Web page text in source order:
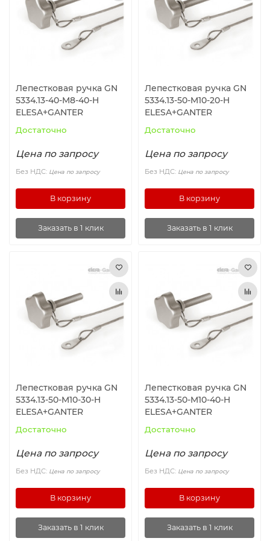
Ролики и колёса
Магниты удерживающие
Компоненты линейного движения
Вакуумные компоненты
Станочные приспособления
Лепестковая ручка GN
5334.13-40-M8-40-H
ELESA+GANTER
Достаточно
Цена по запросу
Без НДС: Цена по запросу
В корзину
Заказать в 1 клик
Лепестковая ручка GN
5334.13-50-M10-20-H
ELESA+GANTER
Достаточно
Цена по запросу
Без НДС: Цена по запросу
В корзину
Заказать в 1 клик
Лепестковая ручка GN
5334.13-50-M10-30-H
ELESA+GANTER
Достаточно
Цена по запросу
Без НДС: Цена по запросу
В корзину
Заказать в 1 клик
Лепестковая ручка GN
5334.13-50-M10-40-H
ELESA+GANTER
Достаточно
Цена по запросу
Без НДС: Цена по запросу
В корзину
Заказать в 1 клик